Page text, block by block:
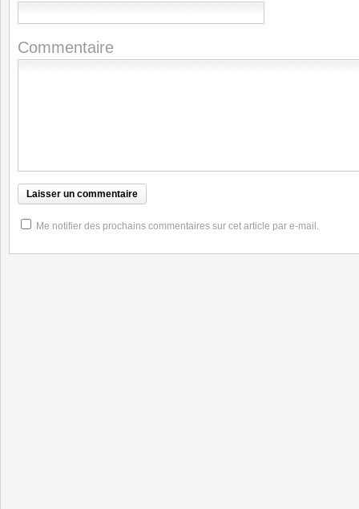
Commentaire
Me notifier des prochains commentaires sur cet article par e-mail.